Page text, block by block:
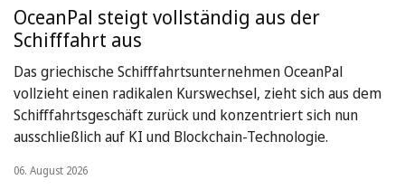
OceanPal steigt vollständig aus der
Schifffahrt aus
Das griechische Schifffahrtsunternehmen OceanPal
vollzieht einen radikalen Kurswechsel, zieht sich aus dem
Schifffahrtsgeschäft zurück und konzentriert sich nun
ausschließlich auf KI und Blockchain-Technologie.
06. August 2026